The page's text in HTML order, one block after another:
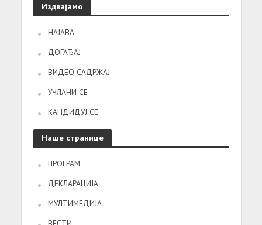
Издвајамо
НАЈАВА
ДОГАЂАЈ
ВИДЕО САДРЖАЈ
УЧЛАНИ СЕ
КАНДИДУЈ СЕ
Наше странице
ПРОГРАМ
ДЕКЛАРАЦИЈА
МУЛТИМЕДИЈА